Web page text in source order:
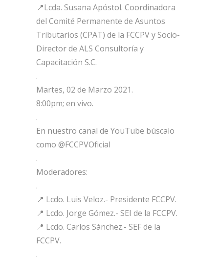
📍Lcda. Susana Apóstol. Coordinadora
del Comité Permanente de Asuntos
Tributarios (CPAT) de la FCCPV y Socio-
Director de ALS Consultoría y
Capacitación S.C.
.
Martes, 02 de Marzo 2021.
8:00pm; en vivo.
.
En nuestro canal de YouTube búscalo
como @FCCPVOficial
.
Moderadores:
.
📍 Lcdo. Luis Veloz.- Presidente FCCPV.
📍 Lcdo. Jorge Gómez.- SEI de la FCCPV.
📍 Lcdo. Carlos Sánchez.- SEF de la
FCCPV.
.